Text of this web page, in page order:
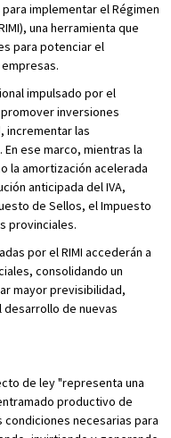
implementar el Régimen
una herramienta que
para potenciar el
impulsado por el
inversiones
incrementar las
ese marco, mientras la
la amortización acelerada
anticipada del IVA,
de Sellos, el Impuesto
provinciales.
por el RIMI accederán a
consolidando un
mayor previsibilidad,
de nuevas
de ley "representa una
productivo de
necesarias para